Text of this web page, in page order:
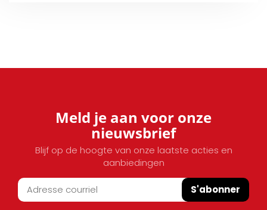
Meld je aan voor onze
nieuwsbrief
Blijf op de hoogte van onze laatste acties en
aanbiedingen
S'abonner